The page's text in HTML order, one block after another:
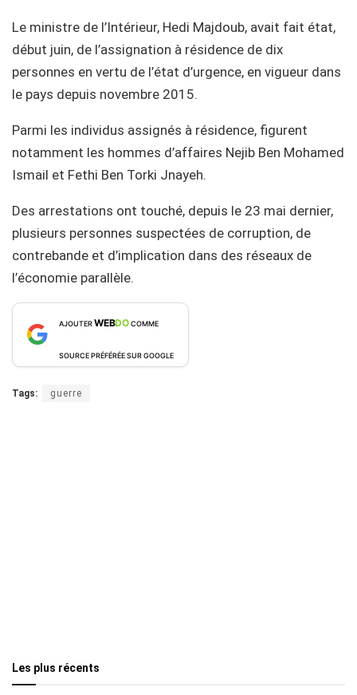
Le ministre de l’Intérieur, Hedi Majdoub, avait fait état,
début juin, de l’assignation à résidence de dix
personnes en vertu de l’état d’urgence, en vigueur dans
le pays depuis novembre 2015.
Parmi les individus assignés à résidence, figurent
notamment les hommes d’affaires Nejib Ben Mohamed
Ismail et Fethi Ben Torki Jnayeh.
Des arrestations ont touché, depuis le 23 mai dernier,
plusieurs personnes suspectées de corruption, de
contrebande et d’implication dans des réseaux de
l’économie parallèle.
AJOUTERWEBDOCOMME
SOURCE PRÉFÉRÉE SUR GOOGLE
Tags: guerre
Les plus récents